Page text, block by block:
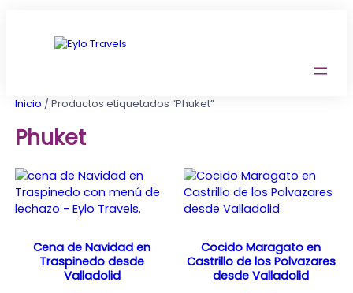
contenido
Inicio / Productos etiquetados “Phuket”
Phuket
Cena de Navidad en
Traspinedo desde
Valladolid
Cocido Maragato en
Castrillo de los Polvazares
desde Valladolid